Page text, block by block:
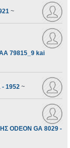
~
79815_9 kai
- 1952 ~
ODEON GA 8029 -